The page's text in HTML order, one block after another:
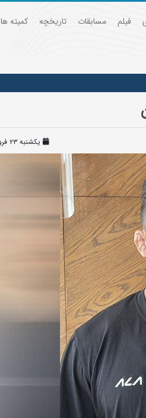
فیلم مسابقات تاریخچه
کمیته ها
یکشنبه ۲۳ فروردین ۱۴۰۵